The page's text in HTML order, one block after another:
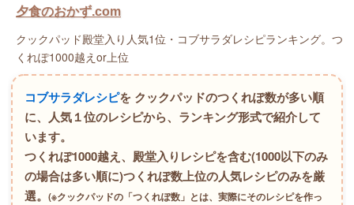
夕食のおかず.com
クックパッド殿堂入り人気1位・コブサラダレシピランキング。つ
くれぽ1000越えor上位
コブサラダレシピを クックパッドのつくれぽ数が多い順
に、人気１位のレシピから、ランキング形式で紹介して
います。
つくれぽ1000越え、殿堂入りレシピを含む(1000以下のみ
の場合は多い順に)つくれぽ数上位の人気レシピのみを厳
選。(※クックパッドの「つくれぽ数」とは、実際にそのレシピを作っ